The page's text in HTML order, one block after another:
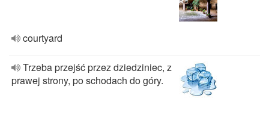
courtyard
Trzeba przejść przez dziedziniec, z
prawej strony, po schodach do góry.